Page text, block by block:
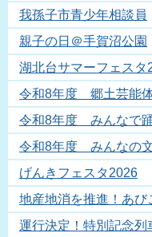
我孫子市青少年相談員
親子の日＠手賀沼公園
湖北台サマーフェスタ
令和8年度 郷土芸能
令和8年度 みんなで
令和8年度 みんなの
げんきフェスタ2026
地産地消を推進！あび
運行決定！特別記念列